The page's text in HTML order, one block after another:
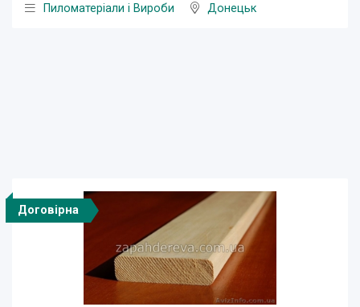
Пиломатеріали і Вироби
Донецьк
Договірна